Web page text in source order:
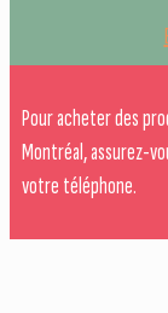
Pour acheter des
Montréal, assurez-
votre téléphone.